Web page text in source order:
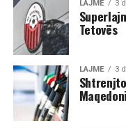
Në rrjetet sociale u
nga Gostivari, në të
fizike mes një grupi
Sipas informacioneve
nga djemtë është
LAJME 3
Tetovës
LAJME 3